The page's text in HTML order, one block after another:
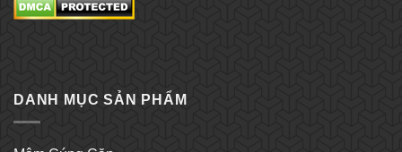
DANH MỤC SẢN PHẨM